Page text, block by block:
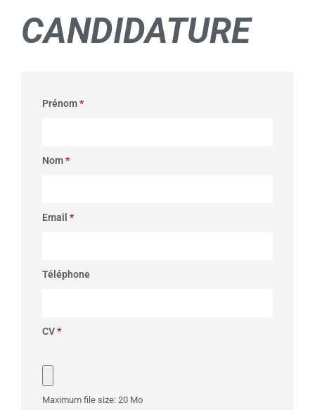
CANDIDATURE
Prénom*
Nom*
Email *
Téléphone
CV*
Maximum file size: 20 Mo